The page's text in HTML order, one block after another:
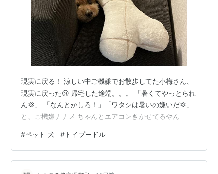
現実に戻る！ 涼しい中ご機嫌でお散歩してた小梅さん、
現実に戻った😢 帰宅した途端。。。 「暑くてやっとられ
ん💢」 「なんとかしろ！」「ワタシは暑いの嫌いだ💢」
と、ご機嫌ナナメ ちゃんとエアコンきかせてるやん
#ペット 犬 # トイプードル